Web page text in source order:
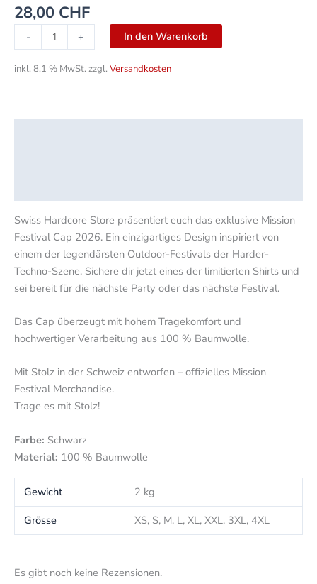
28,00 CHF
- + In den Warenkorb
inkl. 8,1 % MwSt. zzgl. Versandkosten
Swiss Hardcore Store präsentiert euch das exklusive Mission
Festival Cap 2026. Ein einzigartiges Design inspiriert von
einem der legendärsten Outdoor-Festivals der Harder-
Techno-Szene. Sichere dir jetzt eines der limitierten Shirts und
sei bereit für die nächste Party oder das nächste Festival.
Das Cap überzeugt mit hohem Tragekomfort und
hochwertiger Verarbeitung aus 100 % Baumwolle.
Mit Stolz in der Schweiz entworfen – offizielles Mission
Festival Merchandise.
Trage es mit Stolz!
Farbe: Schwarz
Material: 100 % Baumwolle
Gewicht
2 kg
Grösse
XS, S, M, L, XL, XXL, 3XL, 4XL
Es gibt noch keine Rezensionen.